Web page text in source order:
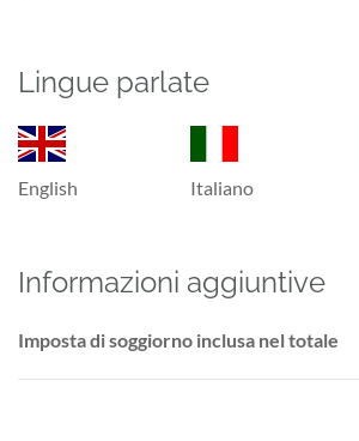
Lingue parlate
English Italiano
Informazioni aggiuntive
Imposta di soggiorno inclusa nel totale